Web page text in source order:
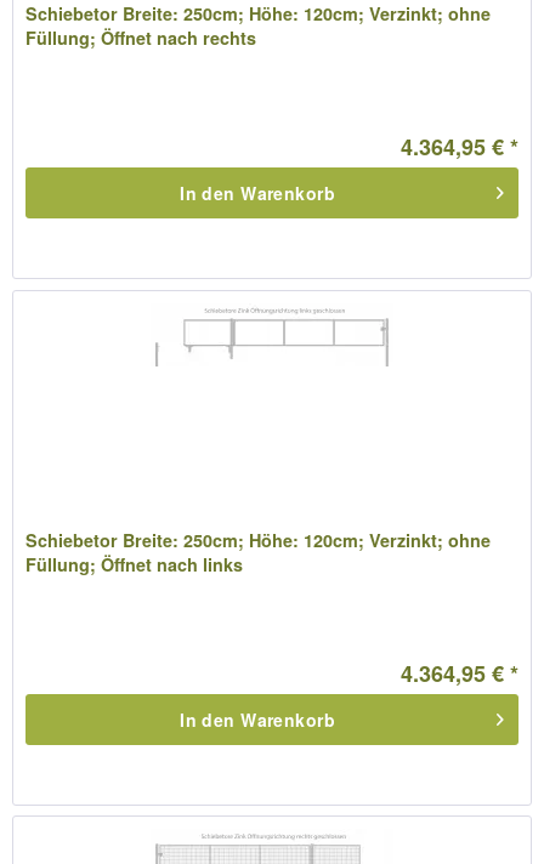
Schiebetor Breite: 250cm; Höhe: 120cm; Verzinkt; ohne
Füllung; Öffnet nach rechts
4.364,95 € *
In den Warenkorb
Schiebetor Breite: 250cm; Höhe: 120cm; Verzinkt; ohne
Füllung; Öffnet nach links
4.364,95 € *
In den Warenkorb